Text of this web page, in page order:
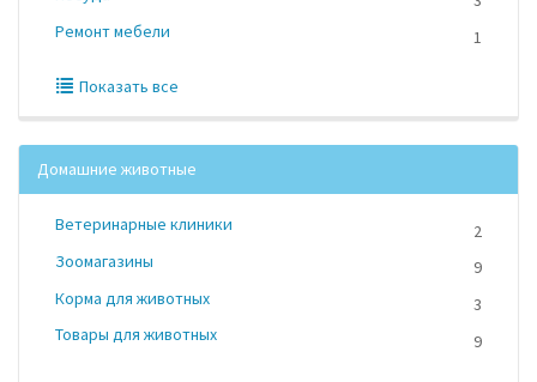
Ремонт мебели
1
Показать все
Домашние животные
Ветеринарные клиники
2
Зоомагазины
9
Корма для животных
3
Товары для животных
9